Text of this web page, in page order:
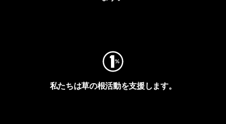
私たちは草の根活動を支援します。